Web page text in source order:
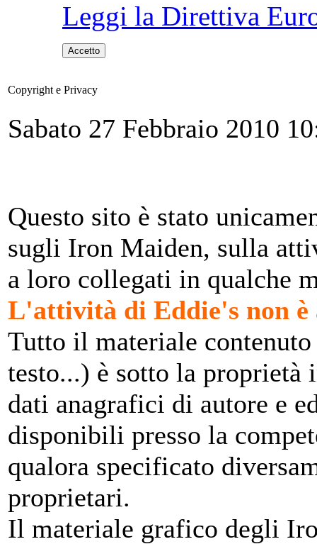
Leggi la Direttiva
Accetto
Copyright e Privacy
Sabato 27 Febbraio 2010
Questo sito è stato
sugli Iron Maiden, sulla
a loro collegati in qualche
L'attività di Eddie's non è
Tutto il materiale
testo...) è sotto la
dati anagrafici di autore e
disponibili presso la
qualora specificato
proprietari.
Il materiale grafico degli